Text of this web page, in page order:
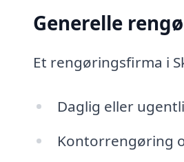
Generelle
Et rengøringsfirma i
Daglig eller
Kontorrengøring